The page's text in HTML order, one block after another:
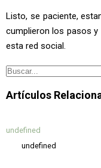
Listo, se paciente,
cumplieron los pasos y
esta red social.
Artículos
undefined
undefined